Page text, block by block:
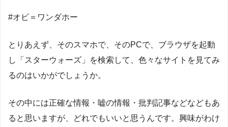
#オビ＝ワンダホー
とりあえず、そのスマホで、そのPCで、ブラウザを起動
し「スターウォーズ」を検索して、色々なサイトを見てみ
るのはいかがでしょうか。
その中には正確な情報・嘘の情報・批判記事などなどもあ
ると思いますが、どれでもいいと思うんです。興味がわけ